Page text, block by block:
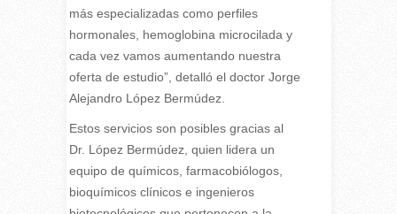
más especializadas como perfiles
hormonales, hemoglobina microcilada y
cada vez vamos aumentando nuestra
oferta de estudio”, detalló el doctor Jorge
Alejandro López Bermúdez.
Estos servicios son posibles gracias al
Dr. López Bermúdez, quien lidera un
equipo de químicos, farmacobiólogos,
bioquímicos clínicos e ingenieros